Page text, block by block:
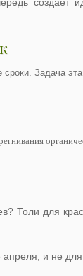
создает
Задача
Толи для
и не для